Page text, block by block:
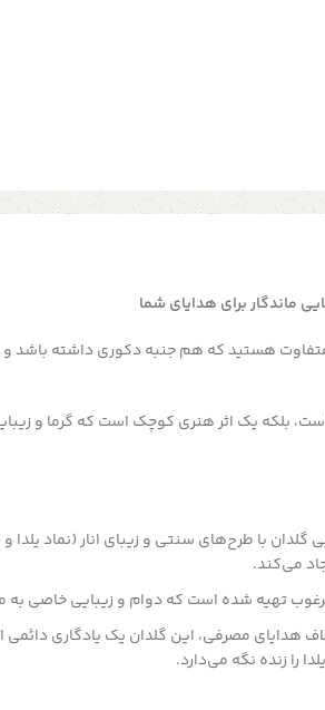
ماندگار برای هدایای شما
هستید که هم جنبه دکوری داشته باشد
بلکه یک اثر هنری کوچک است که گرما و
با طرح‌های سنتی و زیبای انار (نماد یلدا
می‌کند.
تهیه شده است که دوام و زیبایی خاصی
هدایای مصرفی، این گلدان یک یادگاری
را زنده نگه می‌دارد.